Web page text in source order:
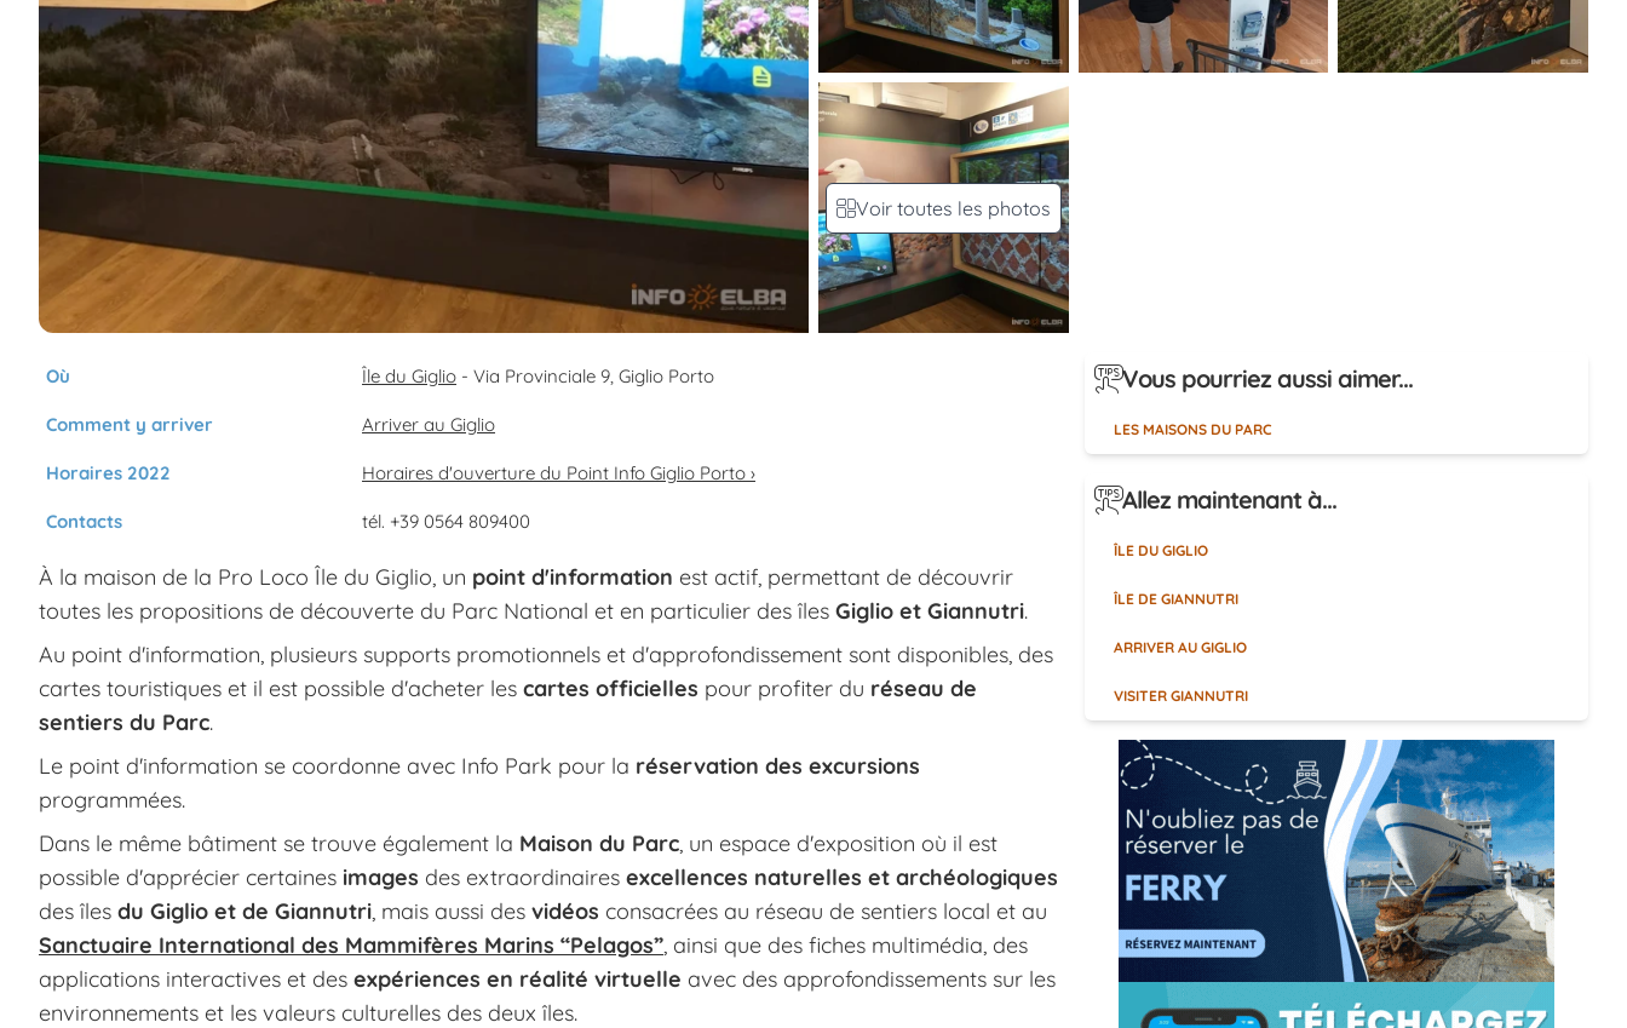
Voir toutes les photos
Où Île du Giglio - Via Provinciale 9, Giglio Porto
Comment y arriver Arriver au Giglio
Horaires 2022 Horaires d'ouverture du Point Info Giglio Porto ›
Contacts tél. +39 0564 809400
À la maison de la Pro Loco Île du Giglio, un point d'information est actif, permettant de découvrir
toutes les propositions de découverte du Parc National et en particulier des îles Giglio et Giannutri.
Au point d'information, plusieurs supports promotionnels et d'approfondissement sont disponibles, des
cartes touristiques et il est possible d'acheter les cartes officielles pour profiter du réseau de
sentiers du Parc.
Le point d'information se coordonne avec Info Park pour la réservation des excursions
programmées.
Dans le même bâtiment se trouve également la Maison du Parc, un espace d'exposition où il est
possible d'apprécier certaines images des extraordinaires excellences naturelles et archéologiques
des îles du Giglio et de Giannutri, mais aussi des vidéos consacrées au réseau de sentiers local et au
Sanctuaire International des Mammifères Marins “Pelagos”, ainsi que des fiches multimédia, des
applications interactives et des expériences en réalité virtuelle avec des approfondissements sur les
environnements et les valeurs culturelles des deux îles.
Vous pourriez aussi aimer...
LES MAISONS DU PARC
Allez maintenant à...
ÎLE DU GIGLIO
ÎLE DE GIANNUTRI
ARRIVER AU GIGLIO
VISITER GIANNUTRI